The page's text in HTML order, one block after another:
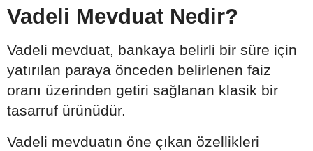
Vadeli Mevduat Nedir?
Vadeli mevduat, bankaya belirli bir süre için
yatırılan paraya önceden belirlenen faiz
oranı üzerinden getiri sağlanan klasik bir
tasarruf ürünüdür.
Vadeli mevduatın öne çıkan özellikleri